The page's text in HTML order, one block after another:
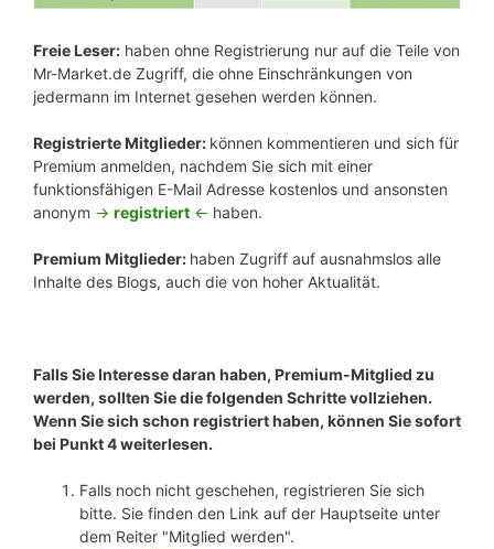
Freie Leser: haben ohne Registrierung nur auf die Teile von
Mr-Market.de Zugriff, die ohne Einschränkungen von
jedermann im Internet gesehen werden können.
Registrierte Mitglieder: können kommentieren und sich für
Premium anmelden, nachdem Sie sich mit einer
funktionsfähigen E-Mail Adresse kostenlos und ansonsten
anonym -> registriert <- haben.
Premium Mitglieder: haben Zugriff auf ausnahmslos alle
Inhalte des Blogs, auch die von hoher Aktualität.
Falls Sie Interesse daran haben, Premium-Mitglied zu
werden, sollten Sie die folgenden Schritte vollziehen.
Wenn Sie sich schon registriert haben, können Sie sofort
bei Punkt 4 weiterlesen.
Falls noch nicht geschehen, registrieren Sie sich
bitte. Sie finden den Link auf der Hauptseite unter
dem Reiter "Mitglied werden".